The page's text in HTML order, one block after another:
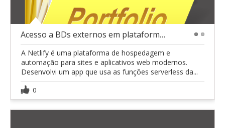
Acesso a BDs externos em plataforma de hospedagem
A Netlify é uma plataforma de hospedagem e
automação para sites e aplicativos web modernos.
Desenvolvi um app que usa as funções serverless da...
0